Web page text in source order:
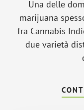
Una delle
marijuana
fra Cannabis
due varietà